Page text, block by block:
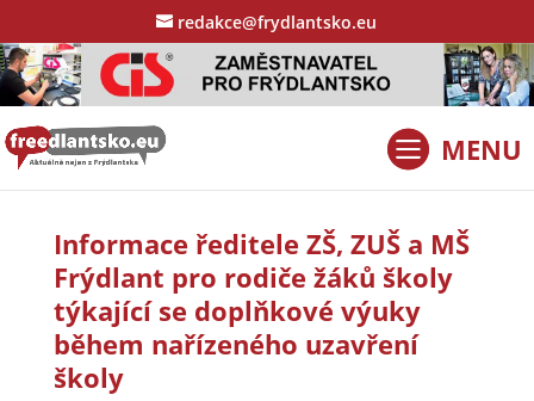
redakce@frydlantsko.eu
Informace ředitele ZŠ, ZUŠ a MŠ
Frýdlant pro rodiče žáků školy
týkající se doplňkové výuky
během nařízeného uzavření
školy